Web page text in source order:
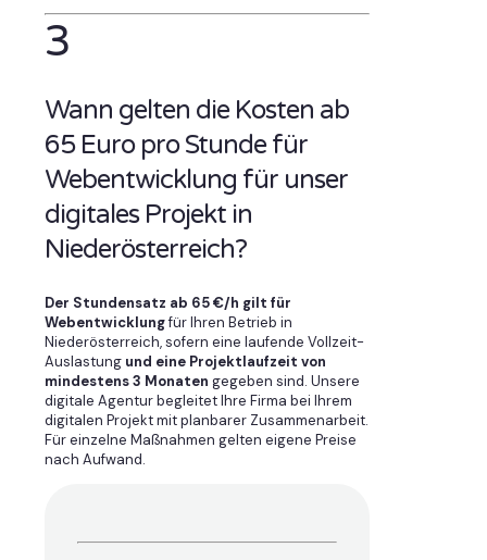
3
Wann gelten die Kosten ab
65 Euro pro Stunde für
Webentwicklung für unser
digitales Projekt in
Niederösterreich?
Der Stundensatz ab 65 €/h gilt für
Webentwicklungfür Ihren Betrieb in
Niederösterreich, sofern eine laufende Vollzeit-
Auslastung und eine Projektlaufzeit von
mindestens 3 Monaten gegeben sind. Unsere
digitale Agentur begleitet Ihre Firma bei Ihrem
digitalen Projekt mit planbarer Zusammenarbeit.
Für einzelne Maßnahmen gelten eigene Preise
nach Aufwand.